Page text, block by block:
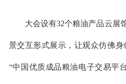
大会设有32个粮油产品云展
景交互形式展示，让观众仿佛
“中国优质成品粮油电子交易平